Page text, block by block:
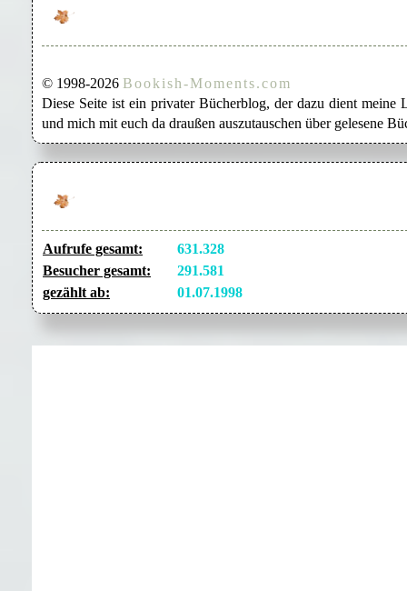
© 1998-2026 Bookish-Moments.com
Diese Seite ist ein privater Bücherblog, der dazu dient meine
und mich mit euch da draußen auszutauschen über gelesene
Aufrufe gesamt:
631.328
Besucher gesamt:
291.581
gezählt ab:
01.07.1998